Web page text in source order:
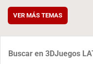
VER MÁS TEMAS